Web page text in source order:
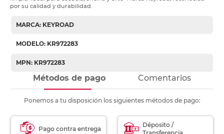
por su calidad y durabilidad.
MARCA: KEYROAD
MODELO: KR972283
MPN: KR972283
Métodos de pago Comentarios
Ponemos a tu disposición los siguientes métodos de pago:
Pago contra entrega
Déposito /